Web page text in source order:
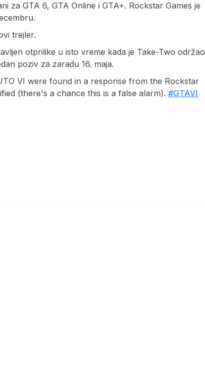
za GTA 6, GTA Online i GTA+. Rockstar Games je
trejler.
otprilike u isto vreme kada je Take-Two održao
poziv za zaradu 16. maja.
VI were found in a response from the Rockstar
(there's a chance this is a false alarm). #GTAVI